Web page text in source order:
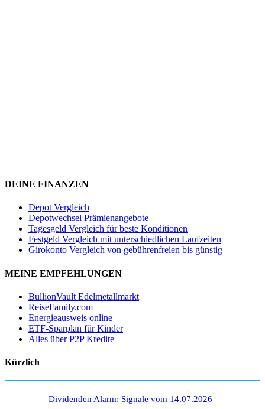
DEINE FINANZEN
Depot Vergleich
Depotwechsel Prämienangebote
Tagesgeld Vergleich für beste Konditionen
Festgeld Vergleich mit unterschiedlichen Laufzeiten
Girokonto Vergleich von gebührenfreien bis günstig
MEINE EMPFEHLUNGEN
BullionVault Edelmetallmarkt
ReiseFamily.com
Energieausweis online
ETF-Sparplan für Kinder
Alles über P2P Kredite
Kürzlich
Dividenden Alarm: Signale vom 14.07.2026